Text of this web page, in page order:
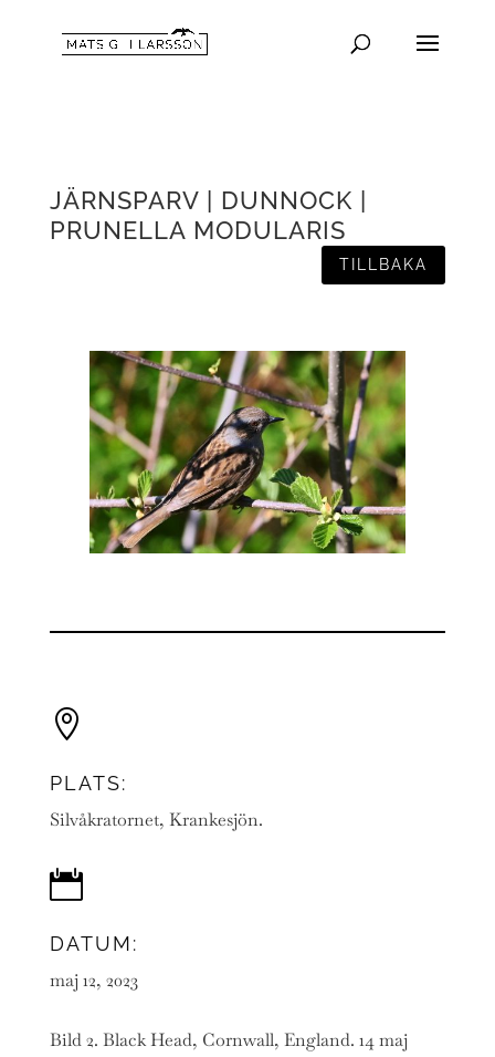
JÄRNSPARV | DUNNOCK |
PRUNELLA MODULARIS
TILLBAKA

PLATS:
Silvåkratornet, Krankesjön.

DATUM:
maj 12, 2023
Bild 2. Black Head, Cornwall, England. 14 maj